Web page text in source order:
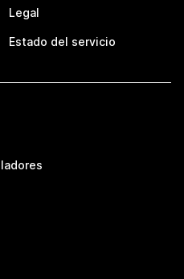
Legal
Estado del servicio